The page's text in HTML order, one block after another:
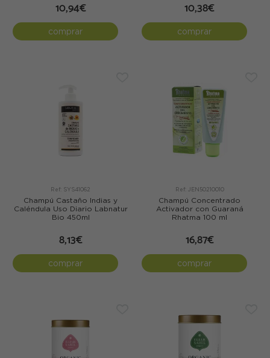
10,94€
comprar
10,38€
comprar
Ref: SYS41062
Champú Castaño Indias y
Caléndula Uso Diario Labnatur
Bio 450ml
8,13€
comprar
Ref: JEN50210010
Champú Concentrado
Activador con Guaraná
Rhatma 100 ml
16,87€
comprar